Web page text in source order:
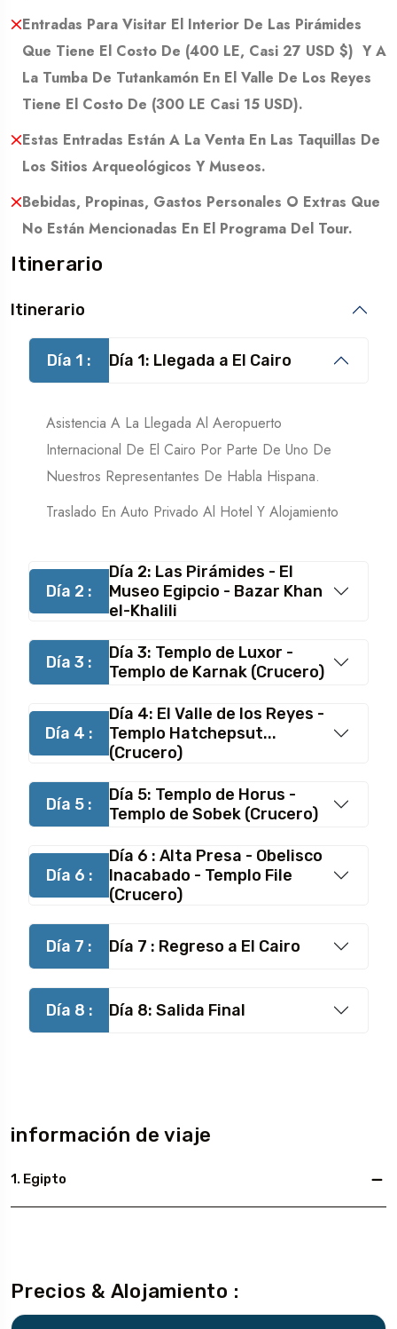
Entradas Para Visitar El Interior De Las Pirámides
Que Tiene El Costo De (400 LE, Casi 27 USD $) Y A
La Tumba De Tutankamón En El Valle De Los Reyes
Tiene El Costo De (300 LE Casi 15 USD).
Estas Entradas Están A La Venta En Las Taquillas De
Los Sitios Arqueológicos Y Museos.
Bebidas, Propinas, Gastos Personales O Extras Que
No Están Mencionadas En El Programa Del Tour.
Itinerario
Itinerario
Día 1 : Día 1: Llegada a El Cairo
Asistencia A La Llegada Al Aeropuerto
Internacional De El Cairo Por Parte De Uno De
Nuestros Representantes De Habla Hispana.
Traslado En Auto Privado Al Hotel Y Alojamiento
Día 2 :
Día 2: Las Pirámides - El
Museo Egipcio - Bazar Khan
el-Khalili
Día 3 :
Día 3: Templo de Luxor -
Templo de Karnak (Crucero)
Día 4 :
Día 4: El Valle de los Reyes -
Templo Hatchepsut...
(Crucero)
Día 5 :
Día 5: Templo de Horus -
Templo de Sobek (Crucero)
Día 6 :
Día 6 : Alta Presa - Obelisco
Inacabado - Templo File
(Crucero)
Día 7 : Día 7 : Regreso a El Cairo
Día 8 : Día 8: Salida Final
información de viaje
1. Egipto
Precios & Alojamiento :